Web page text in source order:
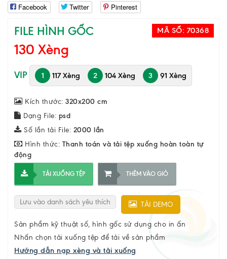
Facebook Twitter Pinterest
FILE HÌNH GỐC MÃ SỐ: 70368
130 Xèng
VIP 1 117 Xèng 2 104 Xèng 3 91 Xèng
Kích thước: 320x200 cm
Dạng File: psd
Số lần tải File: 2000 lần
Hình thức: Thanh toán và tải tệp xuống hoàn toàn tự
động
TẢI XUỐNG TỆP THÊM VÀO GIỎ
Lưu vào danh sách yêu thích TẢI DEMO
Sản phẩm kỹ thuật số, hình gốc sử dụng cho in ấn
Nhấn chọn tải xuống tệp để tải về sản phẩm
Hướng dẫn nạp xèng và tải xuống